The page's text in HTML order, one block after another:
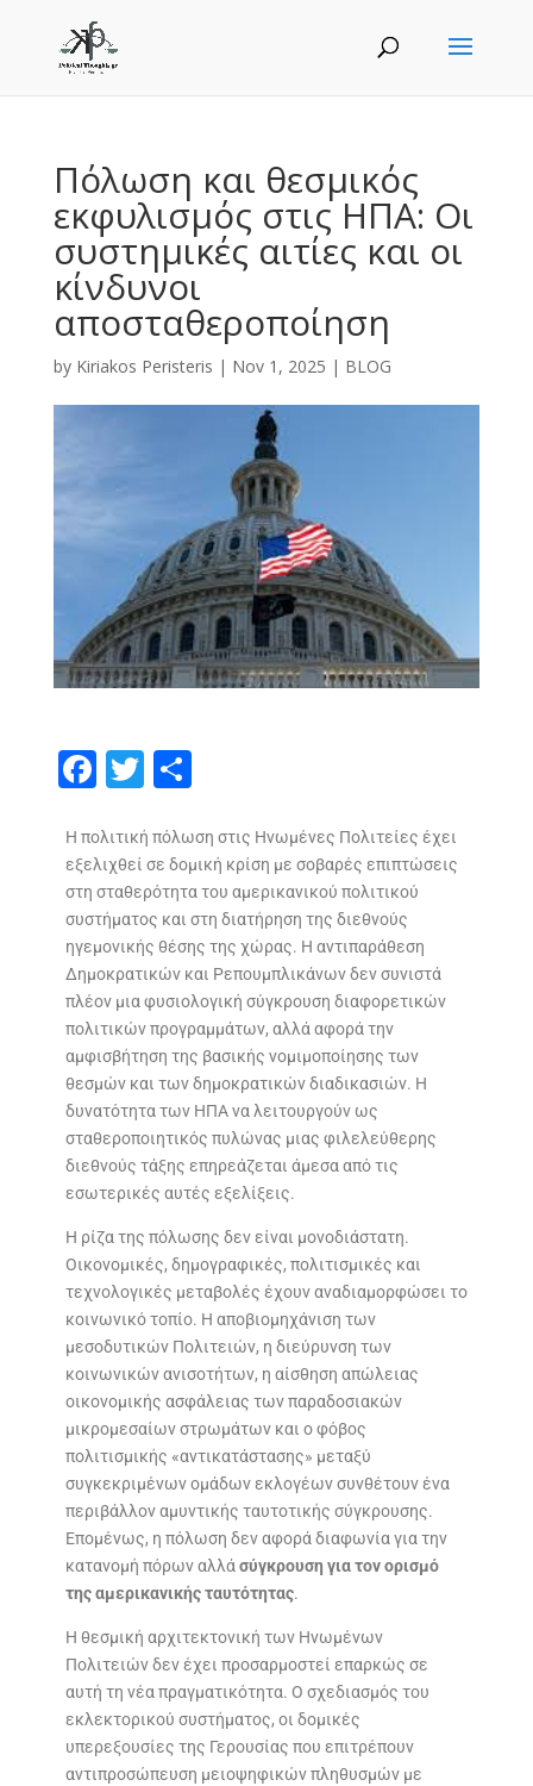
Πόλωση και θεσμικός
εκφυλισμός στις ΗΠΑ: Οι
συστημικές αιτίες και οι
κίνδυνοι
αποσταθεροποίηση
by Kiriakos Peristeris | Nov 1, 2025 | BLOG
F
e
b
o
o
k
T
itt
er
S
ar
e
Η πολιτική πόλωση στις Ηνωμένες Πολιτείες έχει
εξελιχθεί σε δομική κρίση με σοβαρές επιπτώσεις
στη σταθερότητα του αμερικανικού πολιτικού
συστήματος και στη διατήρηση της διεθνούς
ηγεμονικής θέσης της χώρας. Η αντιπαράθεση
Δημοκρατικών και Ρεπουμπλικάνων δεν συνιστά
πλέον μια φυσιολογική σύγκρουση διαφορετικών
πολιτικών προγραμμάτων, αλλά αφορά την
αμφισβήτηση της βασικής νομιμοποίησης των
θεσμών και των δημοκρατικών διαδικασιών. Η
δυνατότητα των ΗΠΑ να λειτουργούν ως
σταθεροποιητικός πυλώνας μιας φιλελεύθερης
διεθνούς τάξης επηρεάζεται άμεσα από τις
εσωτερικές αυτές εξελίξεις.
Η ρίζα της πόλωσης δεν είναι μονοδιάστατη.
Οικονομικές, δημογραφικές, πολιτισμικές και
τεχνολογικές μεταβολές έχουν αναδιαμορφώσει το
κοινωνικό τοπίο. Η αποβιομηχάνιση των
μεσοδυτικών Πολιτειών, η διεύρυνση των
κοινωνικών ανισοτήτων, η αίσθηση απώλειας
οικονομικής ασφάλειας των παραδοσιακών
μικρομεσαίων στρωμάτων και ο φόβος
πολιτισμικής «αντικατάστασης» μεταξύ
συγκεκριμένων ομάδων εκλογέων συνθέτουν ένα
περιβάλλον αμυντικής ταυτοτικής σύγκρουσης.
Επομένως, η πόλωση δεν αφορά διαφωνία για την
κατανομή πόρων αλλάσύγκρουση για τον ορισμό
της αμερικανικής ταυτότητας.
Η θεσμική αρχιτεκτονική των Ηνωμένων
Πολιτειών δεν έχει προσαρμοστεί επαρκώς σε
αυτή τη νέα πραγματικότητα. Ο σχεδιασμός του
εκλεκτορικού συστήματος, οι δομικές
υπερεξουσίες της Γερουσίας που επιτρέπουν
αντιπροσώπευση μειοψηφικών πληθυσμών με